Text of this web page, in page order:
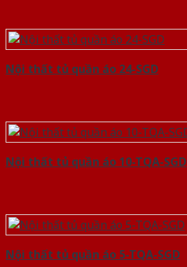
Nội thất tủ quần áo 24-SGD
Nội thất tủ quần áo 10-TQA-SGD
Nội thất tủ quần áo 5-TQA-SGD